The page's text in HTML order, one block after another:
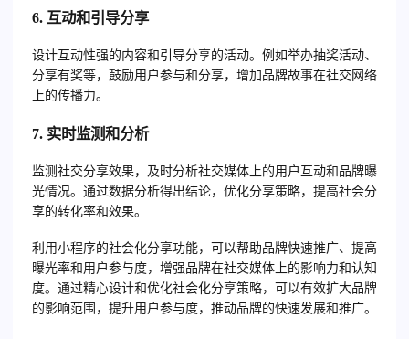
6. 互动和引导分享
设计互动性强的内容和引导分享的活动。例如举办抽奖活动、
分享有奖等，鼓励用户参与和分享，增加品牌故事在社交网络
上的传播力。
7. 实时监测和分析
监测社交分享效果，及时分析社交媒体上的用户互动和品牌曝
光情况。通过数据分析得出结论，优化分享策略，提高社会分
享的转化率和效果。
利用小程序的社会化分享功能，可以帮助品牌快速推广、提高
曝光率和用户参与度，增强品牌在社交媒体上的影响力和认知
度。通过精心设计和优化社会化分享策略，可以有效扩大品牌
的影响范围，提升用户参与度，推动品牌的快速发展和推广。